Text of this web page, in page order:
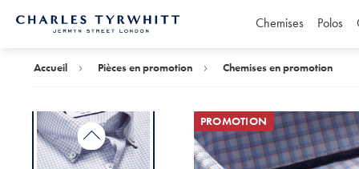
Chemises Polos
Accueil Pièces en promotion Chemises en promotion
PROMOTION